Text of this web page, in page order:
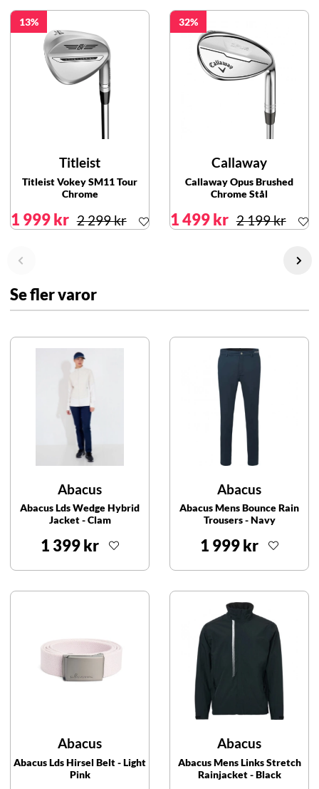
13
Titleist
Titleist Vokey SM11 Tour
Chrome
1 999 kr 2 299 kr
32
Callaway
Callaway Opus Brushed
Chrome Stål
1 499 kr 2 199 kr
Se fler varor
Abacus
Abacus Lds Wedge Hybrid
Jacket - Clam
1 399 kr
Abacus
Abacus Mens Bounce Rain
Trousers - Navy
1 999 kr
Abacus
Abacus Lds Hirsel Belt - Light
Pink
Abacus
Abacus Mens Links Stretch
Rainjacket - Black